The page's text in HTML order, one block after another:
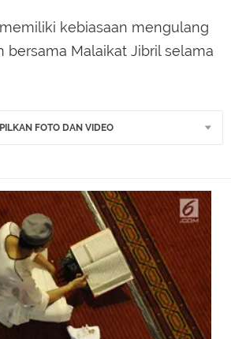
kebiasaan mengulang
bersama Malaikat Jibril selama
FOTO DAN VIDEO